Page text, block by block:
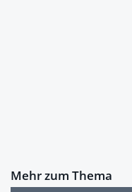
Mehr zum Thema